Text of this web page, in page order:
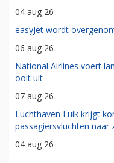
04 aug 26
easyJet wordt
06 aug 26
National Airlines voert
ooit uit
07 aug 26
Luchthaven Luik krijgt
passagiersvluchten naar
04 aug 26